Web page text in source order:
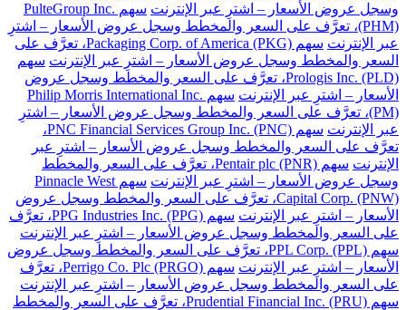
وسجل عروض الأسعار – اشترِ عبر الإنترنت
سهم PulteGroup Inc.
(PHM)، تعرَّف على السعر والمخطط وسجل عروض الأسعار – اشترِ
عبر الإنترنت
سهم Packaging Corp. of America (PKG)، تعرَّف على
السعر والمخطط وسجل عروض الأسعار – اشترِ عبر الإنترنت سهم
Prologis Inc. (PLD)، تعرَّف على السعر والمخطط وسجل عروض
الأسعار – اشترِ عبر الإنترنت
سهم Philip Morris International Inc.
(PM)، تعرَّف على السعر والمخطط وسجل عروض الأسعار – اشترِ
عبر الإنترنت
سهم PNC Financial Services Group Inc. (PNC)،
تعرَّف على السعر والمخطط وسجل عروض الأسعار – اشترِ عبر
الإنترنت
سهم Pentair plc (PNR)، تعرَّف على السعر والمخطط
وسجل عروض الأسعار – اشترِ عبر الإنترنت
سهم Pinnacle West
Capital Corp. (PNW)، تعرَّف على السعر والمخطط وسجل عروض
الأسعار – اشترِ عبر الإنترنت
سهم PPG Industries Inc. (PPG)، تعرَّف
على السعر والمخطط وسجل عروض الأسعار – اشترِ عبر الإنترنت
سهم PPL Corp. (PPL)، تعرَّف على السعر والمخطط وسجل عروض
الأسعار – اشترِ عبر الإنترنت
سهم Perrigo Co. Plc (PRGO)، تعرَّف
على السعر والمخطط وسجل عروض الأسعار – اشترِ عبر الإنترنت
سهم Prudential Financial Inc. (PRU)، تعرَّف على السعر والمخطط